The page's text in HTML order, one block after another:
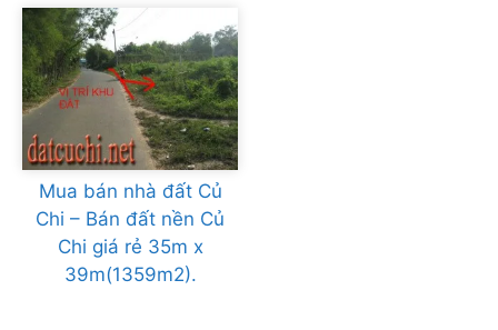
Mua bán nhà đất Củ
Chi – Bán đất nền Củ
Chi giá rẻ 35m x
39m(1359m2).